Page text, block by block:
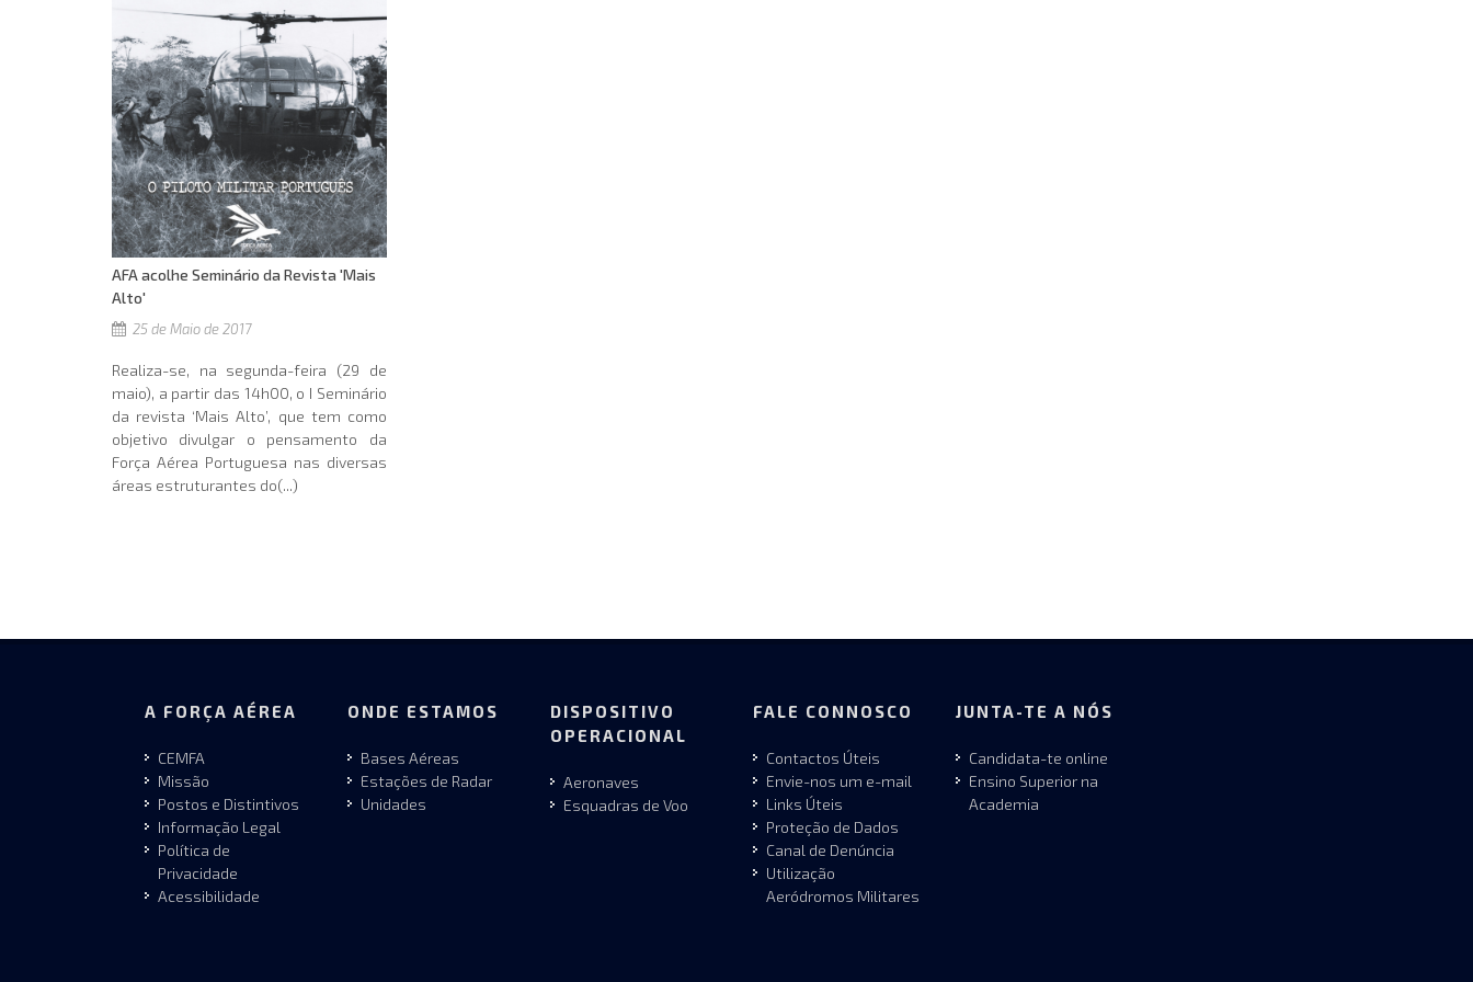
AFA acolhe Seminário da Revista 'Mais
Alto'
25 de Maio de 2017
Realiza-se, na segunda-feira (29 de
maio), a partir das 14h00, o I Seminário
da revista ‘Mais Alto’, que tem como
objetivo divulgar o pensamento da
Força Aérea Portuguesa nas diversas
áreas estruturantes do(...)
A FORÇA AÉREA
CEMFA
Missão
Postos e Distintivos
Informação Legal
Política de
Privacidade
Acessibilidade
ONDE ESTAMOS
Bases Aéreas
Estações de Radar
Unidades
DISPOSITIVO
OPERACIONAL
Aeronaves
Esquadras de Voo
FALE CONNOSCO
Contactos Úteis
Envie-nos um e-mail
Links Úteis
Proteção de Dados
Canal de Denúncia
Utilização
Aeródromos Militares
JUNTA-TE A NÓS
Candidata-te online
Ensino Superior na
Academia